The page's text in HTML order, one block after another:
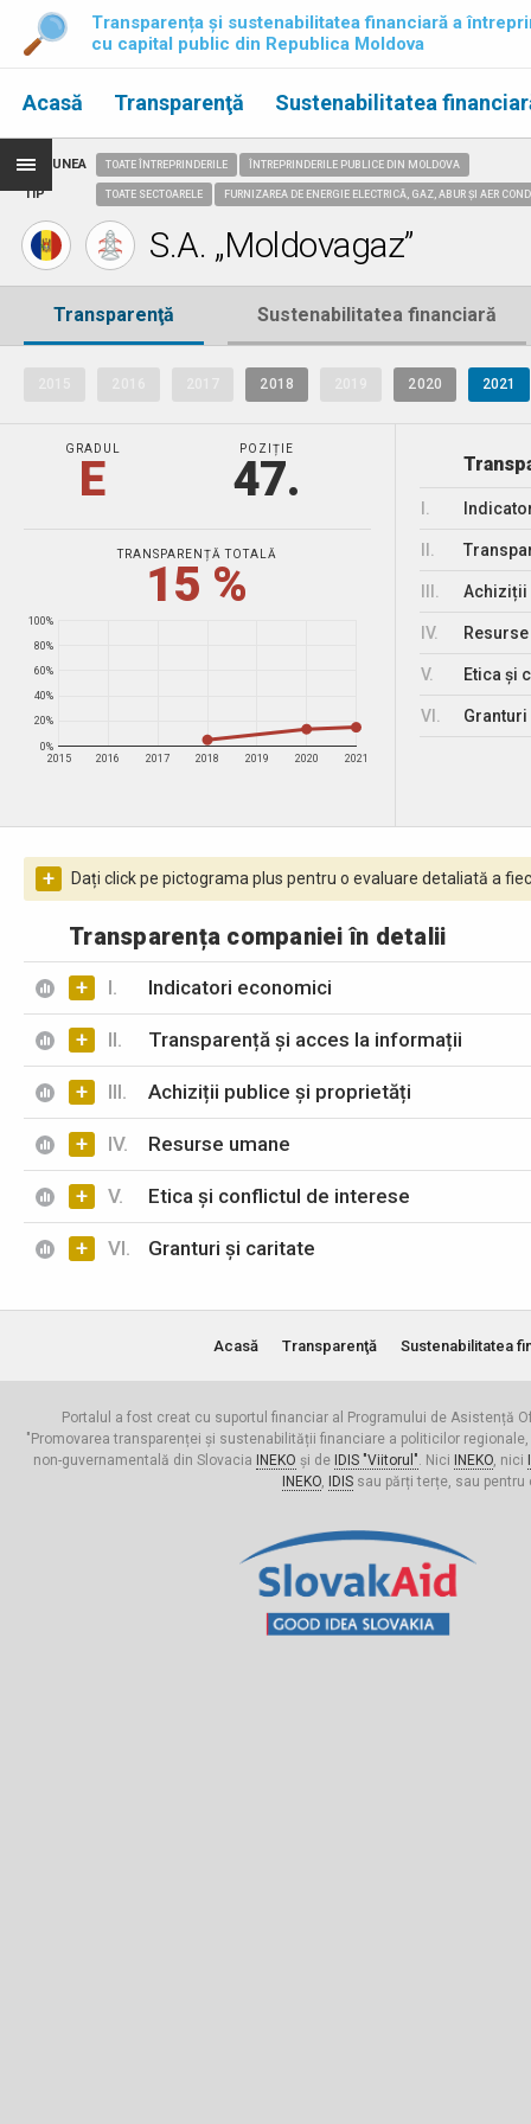
Transparența și sustenabilitatea financiară a
cu capital public din Republica Moldova
Acasă Transparenţă Sustenabilitatea
REGIUNEA
TIP
TOATE ÎNTREPRINDERILE ÎNTREPRINDERILE PUBLICE DIN MOLDOVA
TOATE SECTOARELE FURNIZAREA DE ENERGIE ELECTRICĂ, GAZ, ABUR ȘI AER
S.A. „Moldovagaz”
Transparenţă Sustenabilitatea financiară
2018 2020 2021
GRADUL
E
POZIȚIE
47.
TRANSPARENȚĂ TOTALĂ
15 %
2015 2016 2017 2018 2019 2020 2021
0%
20%
40%
60%
80%
100%
Achiziții
IV.
V. Etica și
VI.
+ Dați click pe pictograma plus pentru o evaluare detaliată a
Transparența companiei în detalii
+ I. Indicatori economici
+ II. Transparență și acces la informații
+ III. Achiziții publice și proprietăți
+ IV. Resurse umane
+ V. Etica și conflictul de interese
+ VI. Granturi și caritate
Acasă Transparenţă Sustenabilitatea
Portalul a fost creat cu suportul financiar al Programului de Asistență
"Promovarea transparenței și sustenabilității financiare a politicilor
non-guvernamentală din Slovacia
INEKO și de IDIS "Viitorul". Nici INEKO, nici
INEKO, IDISsau părți terțe, sau pentru